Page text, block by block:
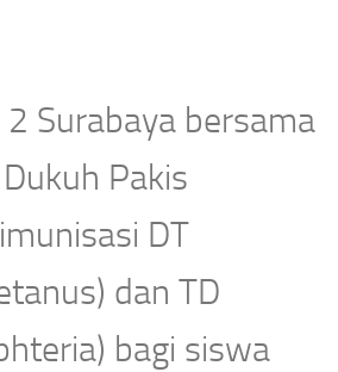
2 Surabaya bersama
Pakis
DT
dan TD
bagi siswa